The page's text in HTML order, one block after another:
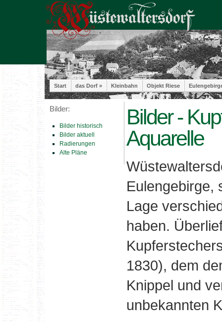
Start das Dorf » Kleinbahn Objekt Riese
Bilder:
Bilder historisch
Bilder aktuell
Radierungen
Alte Pläne
Bilder -
Aquarelle
Eulengebirge,
Lage
haben.
1830), dem
Knippel und
unbekannten